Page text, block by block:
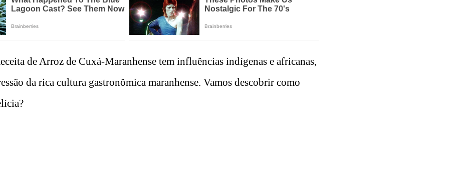
de Arroz de Cuxá-Maranhense tem influências indígenas e africanas,
da rica cultura gastronômica maranhense. Vamos descobrir como